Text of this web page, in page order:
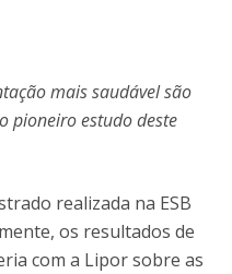
mais saudável são
pioneiro estudo deste
realizada na ESB
os resultados de
com a Lipor sobre as